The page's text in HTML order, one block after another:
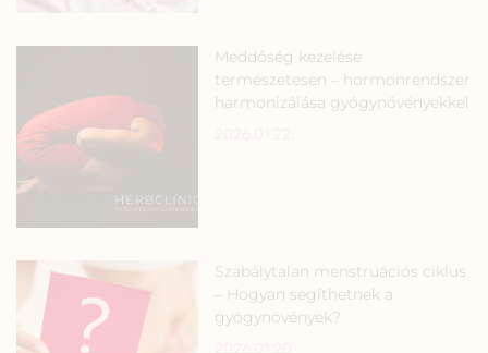
Meddőség kezelése
természetesen – hormonrendszer
harmonizálása gyógynövényekkel
Szabálytalan menstruációs ciklus
– Hogyan segíthetnek a
gyógynövények?